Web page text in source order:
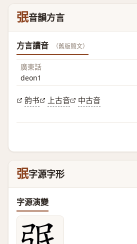
㢯音韻方言
方言讀音 （舊版簡文）
廣東話
deon1
韵书 上古音 中古音
㢯字源字形
字源演變